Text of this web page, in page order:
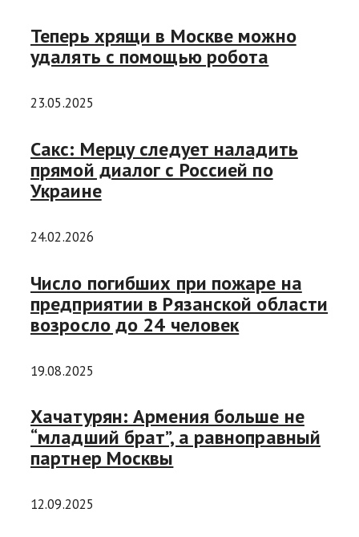
Теперь хрящи в Москве можно
удалять с помощью робота
23.05.2025
Сакс: Мерцу следует наладить
прямой диалог с Россией по
Украине
24.02.2026
Число погибших при пожаре на
предприятии в Рязанской области
возросло до 24 человек
19.08.2025
Хачатурян: Армения больше не
“младший брат”, а равноправный
партнер Москвы
12.09.2025